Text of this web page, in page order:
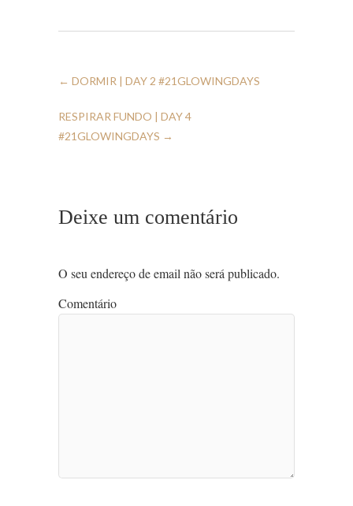
← DORMIR | DAY 2 #21GLOWINGDAYS
RESPIRAR FUNDO | DAY 4
#21GLOWINGDAYS →
Deixe um comentário
O seu endereço de email não será publicado.
Comentário